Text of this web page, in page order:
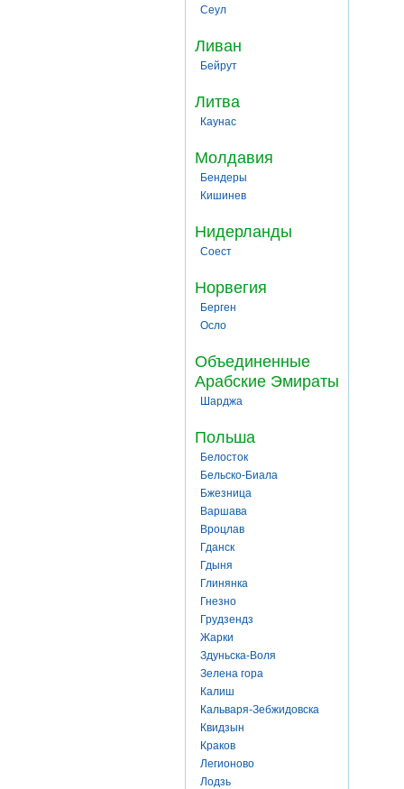
Сеул
Ливан
Бейрут
Литва
Каунас
Молдавия
Бендеры
Кишинев
Нидерланды
Соест
Норвегия
Берген
Осло
Объединенные
Арабские Эмираты
Шарджа
Польша
Белосток
Бельско-Биала
Бжезница
Варшава
Вроцлав
Гданск
Гдыня
Глинянка
Гнезно
Грудзендз
Жарки
Здуньска-Воля
Зелена гора
Калиш
Кальваря-Зебжидовска
Квидзын
Краков
Легионово
Лодзь